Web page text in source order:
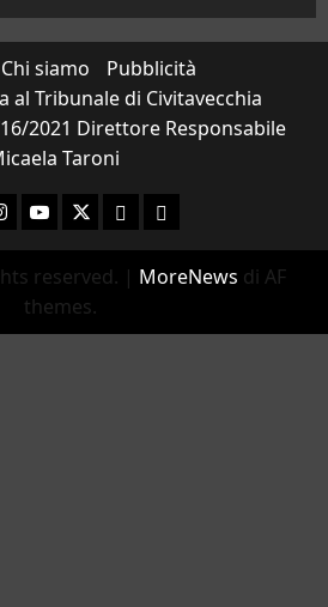
Chi siamo
Pubblicità
al Tribunale di Civitavecchia
2021 Direttore Responsabile
Taroni
YouTubeTwitterEmailEnte Parco
reserved. | MoreNews di AF
themes.